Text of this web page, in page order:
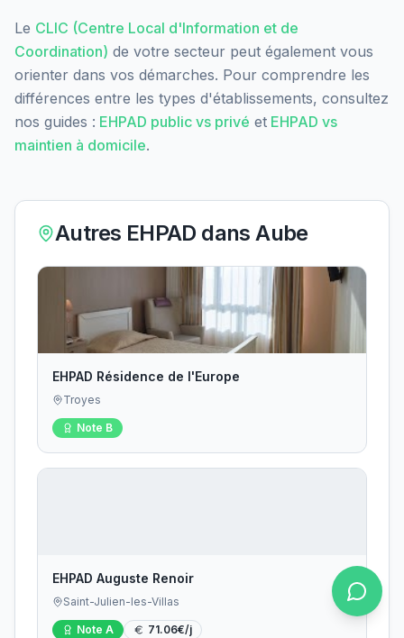
Le CLIC (Centre Local d'Information et de
Coordination) de votre secteur peut également vous
orienter dans vos démarches. Pour comprendre les
différences entre les types d'établissements, consultez
nos guides : EHPAD public vs privé et EHPAD vs
maintien à domicile.
Autres EHPAD dans Aube
EHPAD Résidence de l'Europe
Troyes
Note B
EHPAD Auguste Renoir
Saint-Julien-les-Villas
Note A 71.06€/j